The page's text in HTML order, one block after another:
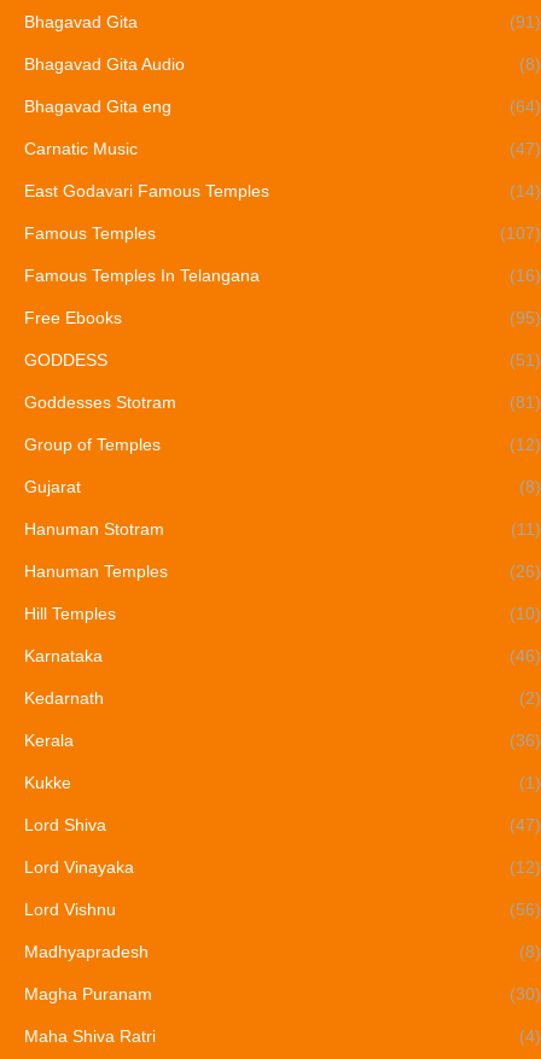
Bhagavad Gita (91)
Bhagavad Gita Audio (8)
Bhagavad Gita eng (64)
Carnatic Music (47)
East Godavari Famous Temples (14)
Famous Temples (107)
Famous Temples In Telangana (16)
Free Ebooks (95)
GODDESS (51)
Goddesses Stotram (81)
Group of Temples (12)
Gujarat (8)
Hanuman Stotram (11)
Hanuman Temples (26)
Hill Temples (10)
Karnataka (46)
Kedarnath (2)
Kerala (36)
Kukke (1)
Lord Shiva (47)
Lord Vinayaka (12)
Lord Vishnu (56)
Madhyapradesh (8)
Magha Puranam (30)
Maha Shiva Ratri (4)